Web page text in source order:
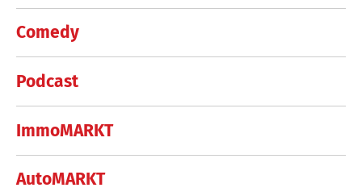
Comedy
Podcast
ImmoMARKT
AutoMARKT